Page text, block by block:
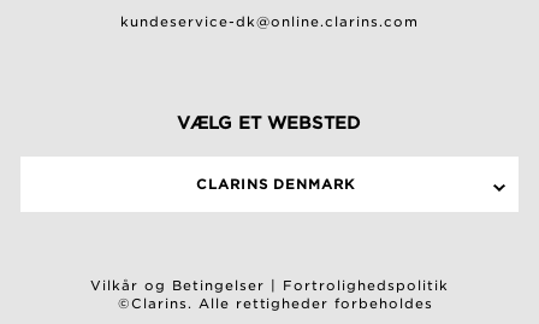
kundeservice-dk@online.clarins.com
VÆLG ET WEBSTED
CLARINS DENMARK
Vilkår og Betingelser | Fortrolighedspolitik
©Clarins. Alle rettigheder forbeholdes